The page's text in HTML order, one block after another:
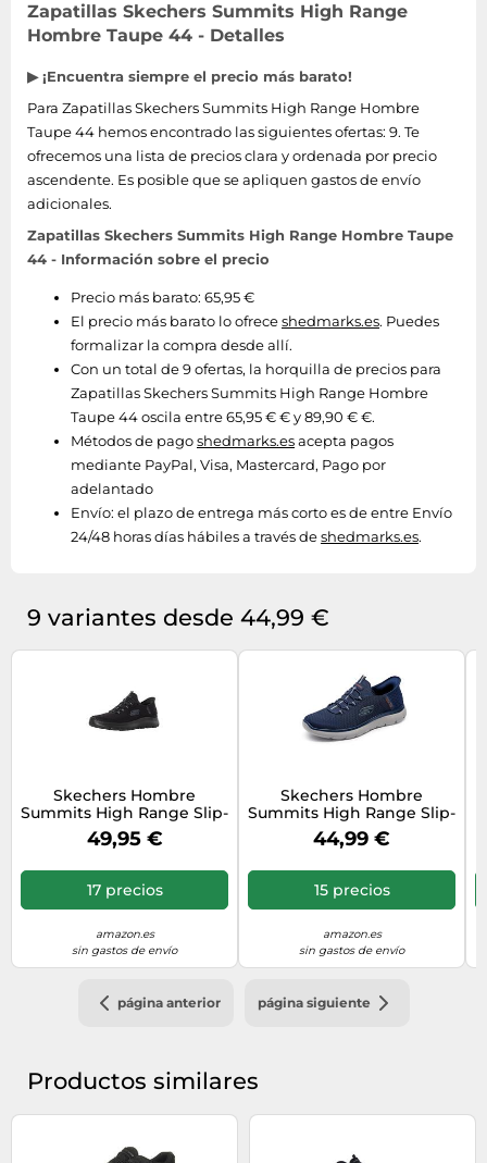
Zapatillas Skechers Summits High Range
Hombre Taupe 44 - Detalles
▶ ¡Encuentra siempre el precio más barato!
Para Zapatillas Skechers Summits High Range Hombre
Taupe 44 hemos encontrado las siguientes ofertas: 9. Te
ofrecemos una lista de precios clara y ordenada por precio
ascendente. Es posible que se apliquen gastos de envío
adicionales.
Zapatillas Skechers Summits High Range Hombre Taupe
44 - Información sobre el precio
Precio más barato: 65,95 €
El precio más barato lo ofreceshedmarks.es. Puedes
formalizar la compra desde allí.
Con un total de 9 ofertas, la horquilla de precios para
Zapatillas Skechers Summits High Range Hombre
Taupe 44 oscila entre 65,95 € € y 89,90 € €.
Métodos de pagoshedmarks.esacepta pagos
mediante PayPal, Visa, Mastercard, Pago por
adelantado
Envío: el plazo de entrega más corto es de entre Envío
24/48 horas días hábiles a través deshedmarks.es.
9 variantes desde 44,99 €
Skechers Hombre
Summits High Range Slip-
In ENTRENADOR, Black
Mesh/Trim, 45 EU
49,95 €
17 precios
amazon.es
sin gastos de envío
Skechers Hombre
Summits High Range Slip-
In ENTRENADOR, Navy
Mesh/Trim, 47.5 EU
44,99 €
15 precios
amazon.es
sin gastos de envío
página anterior página siguiente
Productos similares